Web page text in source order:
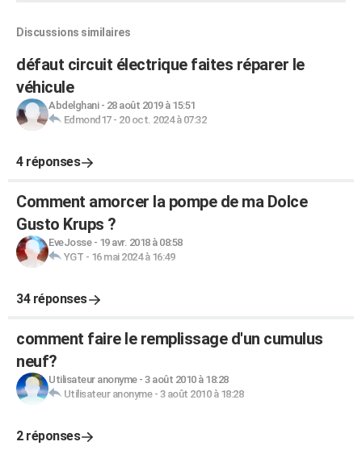
Discussions similaires
défaut circuit électrique faites réparer le
véhicule
Abdelghani- 28 août 2019 à 15:51
Edmond17- 20 oct. 2024 à 07:32
4 réponses
Comment amorcer la pompe de ma Dolce
Gusto Krups ?
EveJosse- 19 avr. 2018 à 08:58
YGT - 16 mai 2024 à 16:49
34 réponses
comment faire le remplissage d'un cumulus
neuf?
Utilisateur anonyme- 3 août 2010 à 18:28
Utilisateur anonyme- 3 août 2010 à 18:28
2 réponses